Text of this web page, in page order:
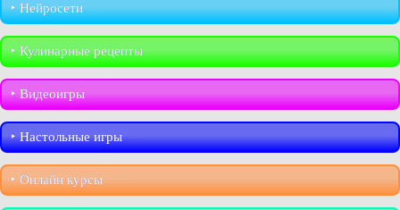
‣︎ Нейросети
‣︎ Кулинарные рецепты
‣︎ Видеоигры
‣︎ Настольные игры
‣︎ Онлайн курсы